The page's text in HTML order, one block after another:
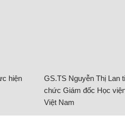
hiện
GS.TS Nguyễn Thị Lan
chức Giám đốc Học
Việt Nam